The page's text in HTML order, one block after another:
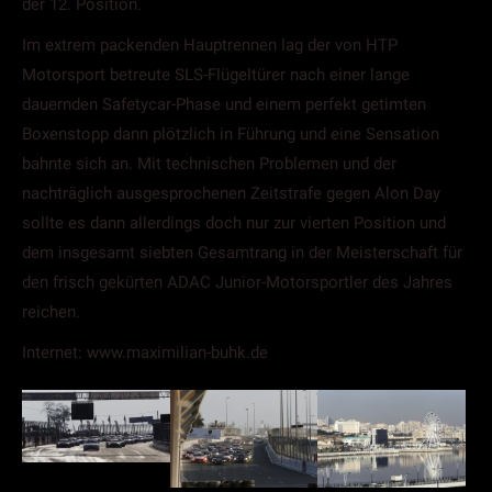
der 12. Position.
Im extrem packenden Hauptrennen lag der von HTP
Motorsport betreute SLS-Flügeltürer nach einer lange
dauernden Safetycar-Phase und einem perfekt getimten
Boxenstopp dann plötzlich in Führung und eine Sensation
bahnte sich an. Mit technischen Problemen und der
nachträglich ausgesprochenen Zeitstrafe gegen Alon Day
sollte es dann allerdings doch nur zur vierten Position und
dem insgesamt siebten Gesamtrang in der Meisterschaft für
den frisch gekürten ADAC Junior-Motorsportler des Jahres
reichen.
Internet: www.maximilian-buhk.de